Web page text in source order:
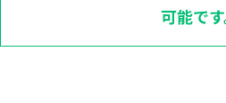
可能です